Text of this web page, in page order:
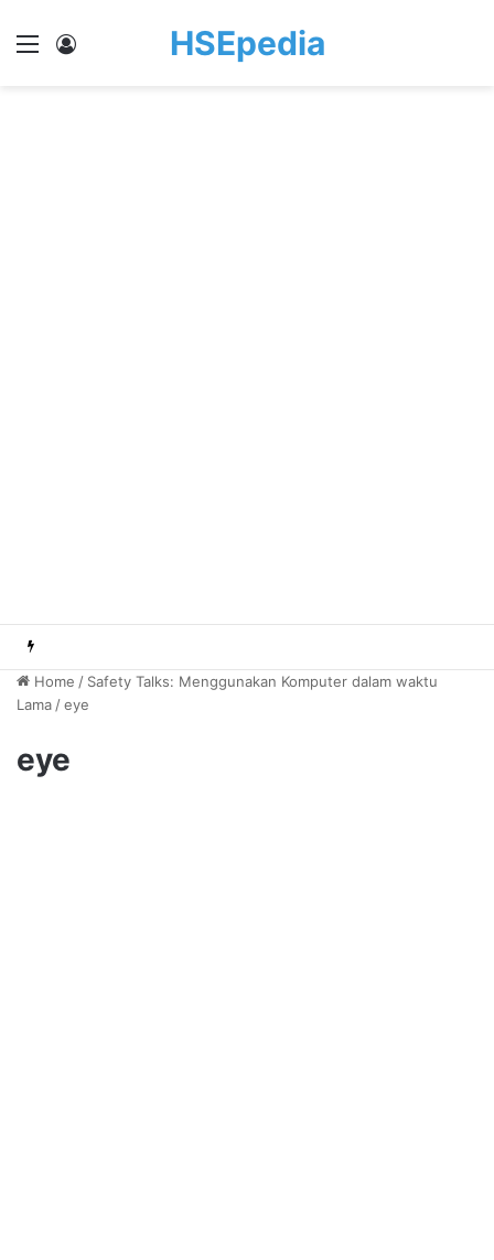
Menu HSEpedia
Home / Safety Talks: Menggunakan Komputer dalam waktu
Lama /eye
eye